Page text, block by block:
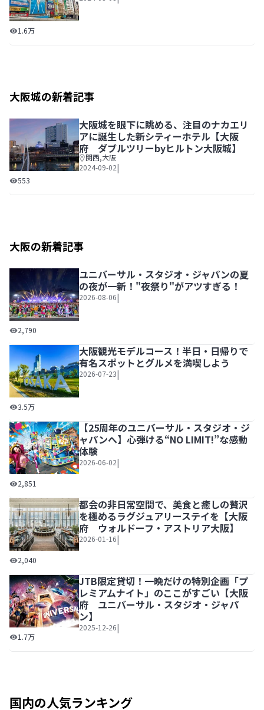
大阪観光の1泊2日モデルコース！食い倒れとお笑いを楽し
1.6万
大阪城の新着記事
大阪城を眼下に眺める、注目のナカエリアに誕生した新
553
大阪城を眼下に眺める、注目のナカエリ
アに誕生した新シティーホテル【大阪
府 ダブルツリーbyヒルトン大阪城】
関西,大阪
2024-09-02|
大阪の新着記事
ユニバーサル・スタジオ・ジャパンの夏の夜が一新！"夜祭
2,790
ユニバーサル・スタジオ・ジャパンの夏
の夜が一新！"夜祭り"がアツすぎる！
2026-08-06|
大阪観光モデルコース！半日・日帰りで有名スポットとグ
3.5万
大阪観光モデルコース！半日・日帰りで
有名スポットとグルメを満喫しよう
2026-07-23|
【25周年のユニバーサル・スタジオ・ジャパンへ】心弾け
2,851
【25周年のユニバーサル・スタジオ・ジ
ャパンへ】心弾ける“NO LIMIT!”な感動
体験
2026-06-02|
都会の非日常空間で、美食と癒しの贅沢を極めるラグジ
2,040
都会の非日常空間で、美食と癒しの贅沢
を極めるラグジュアリーステイを【大阪
府 ウォルドーフ・アストリア大阪】
2026-01-16|
JTB限定貸切！一晩だけの特別企画「プレミアムナイト
1.7万
JTB限定貸切！一晩だけの特別企画「プ
レミアムナイト」のここがすごい【大阪
府 ユニバーサル・スタジオ・ジャパ
ン】
2025-12-26|
国内の人気ランキング